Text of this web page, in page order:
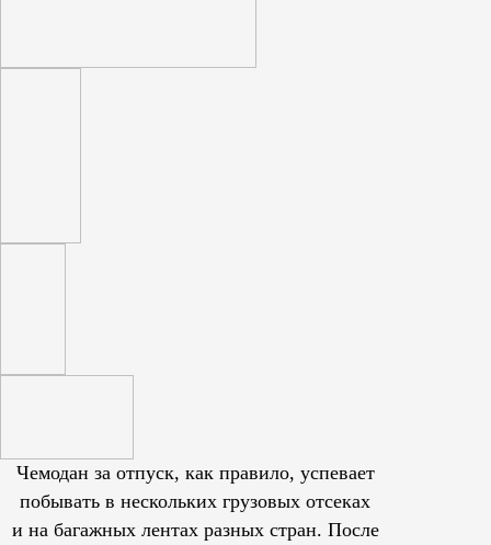
Чемодан за отпуск, как правило, успевает
побывать в нескольких грузовых отсеках
и на багажных лентах разных стран. После